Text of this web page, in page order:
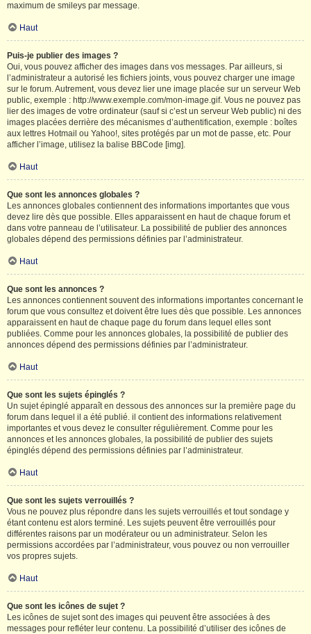
maximum de smileys par message.
Haut
Puis-je publier des images ?
Oui, vous pouvez afficher des images dans vos messages. Par ailleurs, si
l’administrateur a autorisé les fichiers joints, vous pouvez charger une image
sur le forum. Autrement, vous devez lier une image placée sur un serveur Web
public, exemple : http://www.exemple.com/mon-image.gif. Vous ne pouvez pas
lier des images de votre ordinateur (sauf si c’est un serveur Web public) ni des
images placées derrière des mécanismes d’authentification, exemple : boîtes
aux lettres Hotmail ou Yahoo!, sites protégés par un mot de passe, etc. Pour
afficher l’image, utilisez la balise BBCode [img].
Haut
Que sont les annonces globales ?
Les annonces globales contiennent des informations importantes que vous
devez lire dès que possible. Elles apparaissent en haut de chaque forum et
dans votre panneau de l’utilisateur. La possibilité de publier des annonces
globales dépend des permissions définies par l’administrateur.
Haut
Que sont les annonces ?
Les annonces contiennent souvent des informations importantes concernant le
forum que vous consultez et doivent être lues dès que possible. Les annonces
apparaissent en haut de chaque page du forum dans lequel elles sont
publiées. Comme pour les annonces globales, la possibilité de publier des
annonces dépend des permissions définies par l’administrateur.
Haut
Que sont les sujets épinglés ?
Un sujet épinglé apparaît en dessous des annonces sur la première page du
forum dans lequel il a été publié. il contient des informations relativement
importantes et vous devez le consulter régulièrement. Comme pour les
annonces et les annonces globales, la possibilité de publier des sujets
épinglés dépend des permissions définies par l’administrateur.
Haut
Que sont les sujets verrouillés ?
Vous ne pouvez plus répondre dans les sujets verrouillés et tout sondage y
étant contenu est alors terminé. Les sujets peuvent être verrouillés pour
différentes raisons par un modérateur ou un administrateur. Selon les
permissions accordées par l’administrateur, vous pouvez ou non verrouiller
vos propres sujets.
Haut
Que sont les icônes de sujet ?
Les icônes de sujet sont des images qui peuvent être associées à des
messages pour refléter leur contenu. La possibilité d’utiliser des icônes de